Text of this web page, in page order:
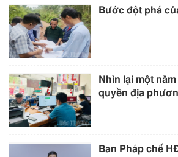
Bước đột phá
Nhìn lại một
quyền địa
Ban Pháp chế